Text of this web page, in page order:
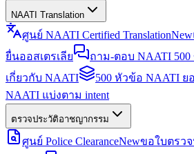
NAATI Translation
ศูนย์ NAATI Certified TranslationNew
ยื่นออสเตรเลีย
ถาม-ตอบ NAATI 500
เกี่ยวกับ NAATI
500 หัวข้อ NAATI ย
NAATI แบ่งตาม intent
ตรวจประวัติอาชญากรรม
ศูนย์ Police ClearanceNewขอใบตรว